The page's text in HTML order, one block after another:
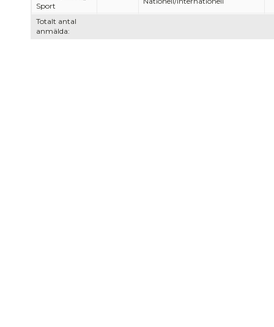
Totalt antal
anmälda:
Sport